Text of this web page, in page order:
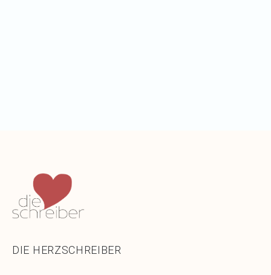
DIE HERZSCHREIBER